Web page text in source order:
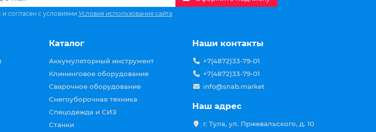
согласен с условиями Условия использования сайта
Каталог
Аккумуляторный инструмент
Клининговое оборудование
Сварочное оборудование
Снегоуборочная техника
Спецодежда и СИЗ
Станки
Наши контакты
+7(4872)33-79-01
+7(4872)33-79-01
info@snab.market
Наш адрес
г. Тула, ул. Пржевальского, д. 10